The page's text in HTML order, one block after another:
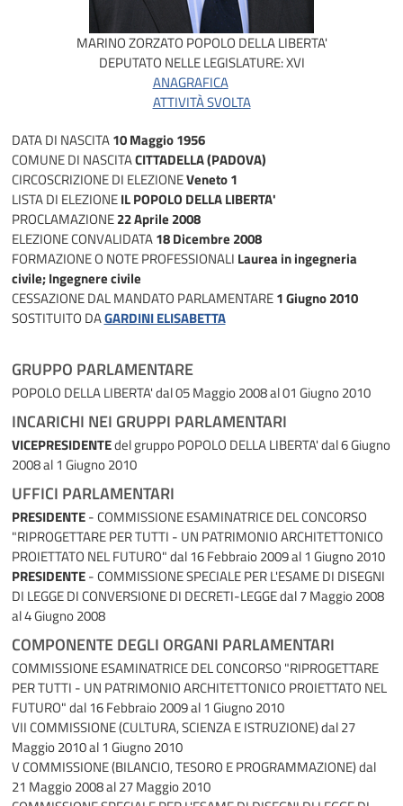
MARINO ZORZATO POPOLO DELLA LIBERTA'
DEPUTATO NELLE LEGISLATURE:XVI
ANAGRAFICA
ATTIVITÀ SVOLTA
DATA DI NASCITA10 Maggio 1956
COMUNE DI NASCITACITTADELLA (PADOVA)
CIRCOSCRIZIONE DI ELEZIONEVeneto 1
LISTA DI ELEZIONEIL POPOLO DELLA LIBERTA'
PROCLAMAZIONE22 Aprile 2008
ELEZIONE CONVALIDATA18 Dicembre 2008
FORMAZIONE O NOTE PROFESSIONALI Laurea in ingegneria
civile; Ingegnere civile
CESSAZIONE DAL MANDATO PARLAMENTARE1 Giugno 2010
SOSTITUITO DAGARDINI ELISABETTA
GRUPPO PARLAMENTARE
POPOLO DELLA LIBERTA'dal 05 Maggio 2008 al 01 Giugno 2010
INCARICHI NEI GRUPPI PARLAMENTARI
VICEPRESIDENTEdel gruppo POPOLO DELLA LIBERTA'dal 6 Giugno
2008 al 1 Giugno 2010
UFFICI PARLAMENTARI
PRESIDENTE- COMMISSIONE ESAMINATRICE DEL CONCORSO
"RIPROGETTARE PER TUTTI - UN PATRIMONIO ARCHITETTONICO
PROIETTATO NEL FUTURO"dal 16 Febbraio 2009 al 1 Giugno 2010
PRESIDENTE- COMMISSIONE SPECIALE PER L'ESAME DI DISEGNI
DI LEGGE DI CONVERSIONE DI DECRETI-LEGGEdal 7 Maggio 2008
al 4 Giugno 2008
COMPONENTE DEGLI ORGANI PARLAMENTARI
COMMISSIONE ESAMINATRICE DEL CONCORSO "RIPROGETTARE
PER TUTTI - UN PATRIMONIO ARCHITETTONICO PROIETTATO NEL
FUTURO"dal 16 Febbraio 2009 al 1 Giugno 2010
VII COMMISSIONE (CULTURA, SCIENZA E ISTRUZIONE)dal 27
Maggio 2010 al 1 Giugno 2010
V COMMISSIONE (BILANCIO, TESORO E PROGRAMMAZIONE)dal
21 Maggio 2008 al 27 Maggio 2010